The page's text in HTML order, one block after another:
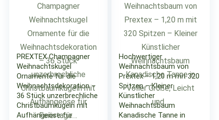
PREXTEX Champagner
Weihnachtskugel
Ornamente für die
Weihnachtsdekoration –
36 Stück unzerbrechliche
Christbaumkugeln mit
Aufhängeöse für
Hochwertiger
Weihnachtsbaum von
Prextex – 1,20 m mit 320
Spitzen – Kleiner
Künstlicher
Weihnachtsbaum
Kanadische Tanne in